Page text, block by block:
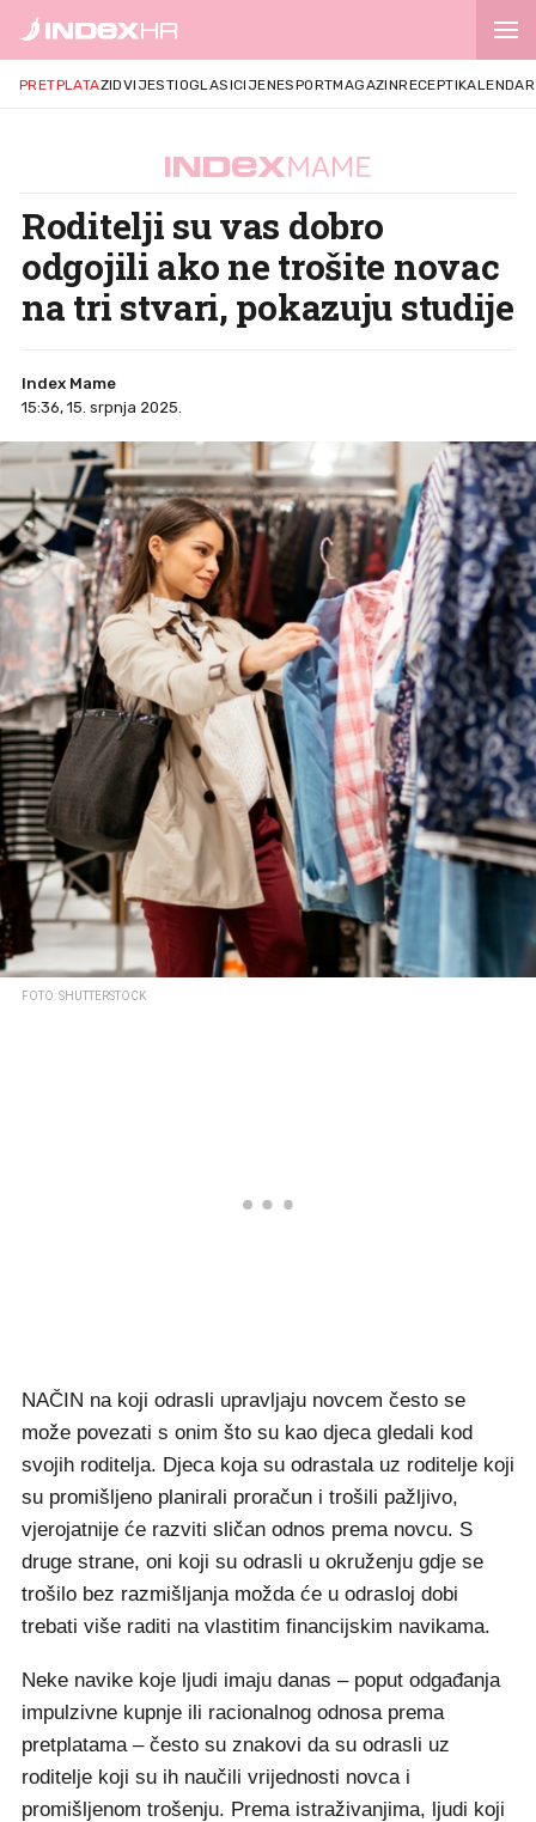
PRETPLATAZIDVIJESTIOGLASICIJENESPORTMAGAZINRECEPTIKALENDAR
Roditelji su vas dobro
odgojili ako ne trošite novac
na tri stvari, pokazuju studije
Index Mame
15:36, 15. srpnja 2025.
FOTO: SHUTTERSTOCK
NAČIN na koji odrasli upravljaju novcem često se
može povezati s onim što su kao djeca gledali kod
svojih roditelja. Djeca koja su odrastala uz roditelje koji
su promišljeno planirali proračun i trošili pažljivo,
vjerojatnije će razviti sličan odnos prema novcu. S
druge strane, oni koji su odrasli u okruženju gdje se
trošilo bez razmišljanja možda će u odrasloj dobi
trebati više raditi na vlastitim financijskim navikama.
Neke navike koje ljudi imaju danas – poput odgađanja
impulzivne kupnje ili racionalnog odnosa prema
pretplatama – često su znakovi da su odrasli uz
roditelje koji su ih naučili vrijednosti novca i
promišljenom trošenju. Prema istraživanjima, ljudi koji